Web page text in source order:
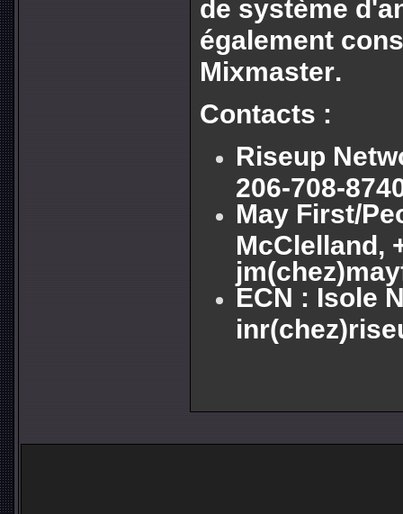
de système
également
Mixmaster.
Contacts :
Riseup
206-708-
May First/
McClelland,
ECN : Isole